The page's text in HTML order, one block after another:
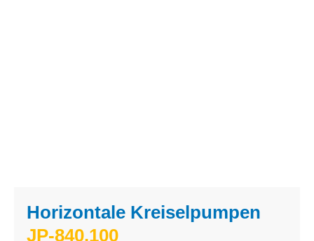
Horizontale Kreiselpumpen
JP-840.100